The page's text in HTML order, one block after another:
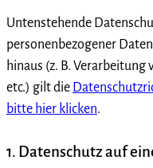
Untenstehende
personenbezogener
hinaus (z. B.
etc.) gilt die
bitte hier klicken.
1. Datenschutz auf